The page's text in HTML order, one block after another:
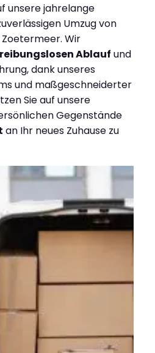
unsere jahrelange
Umzug von
Wir
Ablauf und
dank unseres
und maßgeschneiderter
Sie auf unsere
Gegenstände
an Ihr neues Zuhause zu